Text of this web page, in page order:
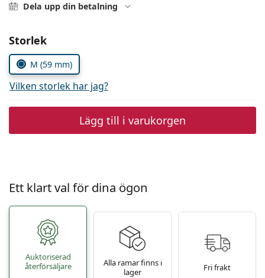
Persol
Upptäck alla
Dela upp din betalning
Välj parametrar
Storlek
M (59 mm)
Vilken storlek har jag?
Lägg till i varukorgen
Ett klart val för dina ögon
Auktoriserad
återförsäljare
Alla ramar finns i
lager
Fri frakt